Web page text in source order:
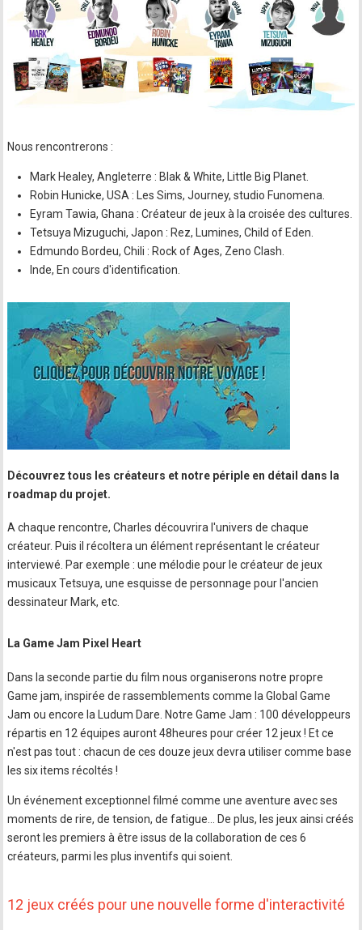
Nous rencontrerons :
Mark Healey, Angleterre : Blak & White, Little Big Planet.
Robin Hunicke, USA : Les Sims, Journey, studio Funomena.
Eyram Tawia, Ghana : Créateur de jeux à la croisée des cultures.
Tetsuya Mizuguchi, Japon : Rez, Lumines, Child of Eden.
Edmundo Bordeu, Chili : Rock of Ages, Zeno Clash.
Inde, En cours d'identification.
Découvrez tous les créateurs et notre périple en détail dans la
roadmap du projet.
A chaque rencontre, Charles découvrira l'univers de chaque
créateur. Puis il récoltera un élément représentant le créateur
interviewé. Par exemple : une mélodie pour le créateur de jeux
musicaux Tetsuya, une esquisse de personnage pour l'ancien
dessinateur Mark, etc.
La Game Jam Pixel Heart
Dans la seconde partie du film nous organiserons notre propre
Game jam, inspirée de rassemblements comme la Global Game
Jam ou encore la Ludum Dare. Notre Game Jam : 100 développeurs
répartis en 12 équipes auront 48heures pour créer 12 jeux ! Et ce
n'est pas tout : chacun de ces douze jeux devra utiliser comme base
les six items récoltés !
Un événement exceptionnel filmé comme une aventure avec ses
moments de rire, de tension, de fatigue… De plus, les jeux ainsi créés
seront les premiers à être issus de la collaboration de ces 6
créateurs, parmi les plus inventifs qui soient.
12 jeux créés pour une nouvelle forme d'interactivité